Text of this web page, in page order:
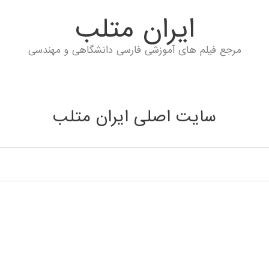
ايران متلب
مرجع فیلم های آموزشی فارسی دانشگاهی و مهندسی
سایت اصلی ایران متلب